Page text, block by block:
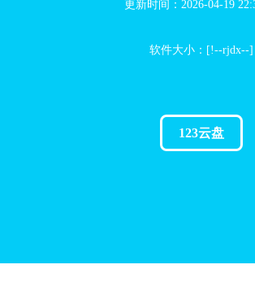
更新时间：2026-04-19
软件大小：[!--rjdx--]
123云盘